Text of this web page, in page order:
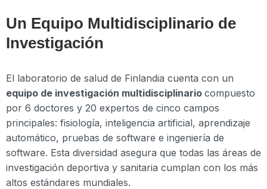
Un Equipo Multidisciplinario de
Investigación
El laboratorio de salud de Finlandia cuenta con un
equipo de investigación multidisciplinario compuesto
por 6 doctores y 20 expertos de cinco campos
principales: fisiología, inteligencia artificial, aprendizaje
automático, pruebas de software e ingeniería de
software. Esta diversidad asegura que todas las áreas de
investigación deportiva y sanitaria cumplan con los más
altos estándares mundiales.